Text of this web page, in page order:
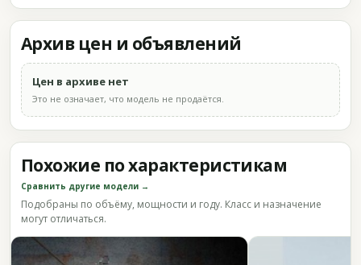
Архив цен и объявлений
Цен в архиве нет
Это не означает, что модель не продаётся.
Похожие по характеристикам
Сравнить другие модели →
Подобраны по объёму, мощности и году. Класс и назначение
могут отличаться.